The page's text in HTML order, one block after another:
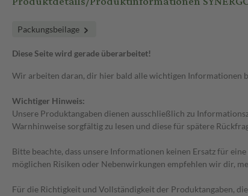
Packungsbeilage
Diese Seite wird gerade überarbeitet!
Wir arbeiten daran, dir hier bald alle wichtigen Informationen
Wichtiger Hinweis:
Unsere Produktangaben dienen ausschließlich zu
Warnhinweise sorgfältig zu lesen und diese für spätere
Bitte beachte, dass unsere Informationen keinen Ersatz für
möglichen Risiken oder Nebenwirkungen empfehlen wir dir,
Für die Richtigkeit und Vollständigkeit der Produktangaben,